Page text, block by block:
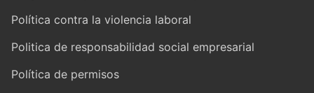
Política contra la violencia laboral
Politica de responsabilidad social empresarial
Política de permisos